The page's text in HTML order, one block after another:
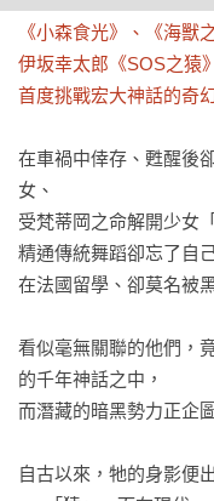
《小森食光》、《海獸
伊坂幸太郎《SOS之猿
首度挑戰宏大神話的奇
在車禍中倖存、甦醒後
女、
受梵蒂岡之命解開少女
精通傳統舞蹈卻忘了自
在法國留學、卻莫名被
看似毫無關聯的他們，
的千年神話之中，
而潛藏的暗黑勢力正企
自古以來，牠的身影便